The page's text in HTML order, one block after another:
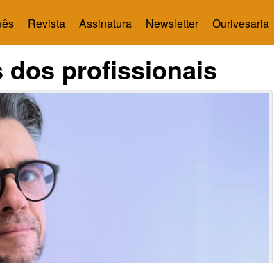
Revista Assinatura Newsletter Ourivesaria
dos profissionais